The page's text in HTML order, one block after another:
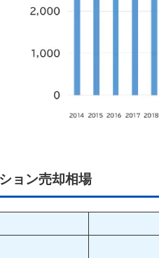
ョン売却相場